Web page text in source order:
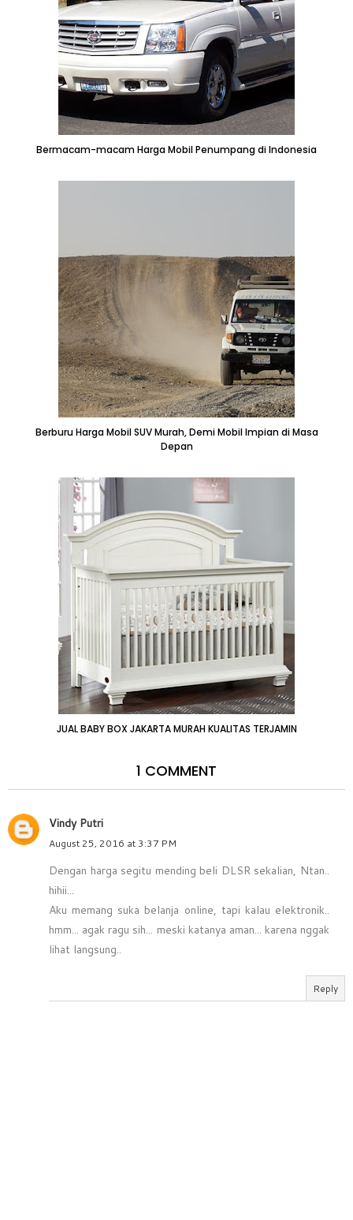
Bermacam-macam Harga Mobil Penumpang di Indonesia
Berburu Harga Mobil SUV Murah, Demi Mobil Impian di Masa
Depan
JUAL BABY BOX JAKARTA MURAH KUALITAS TERJAMIN
1 COMMENT
Vindy Putri
August 25, 2016 at 3:37 PM
Dengan harga segitu mending beli DLSR sekalian, Ntan..
hihii...
Aku memang suka belanja online, tapi kalau elektronik..
hmm... agak ragu sih... meski katanya aman... karena nggak
lihat langsung..
Reply